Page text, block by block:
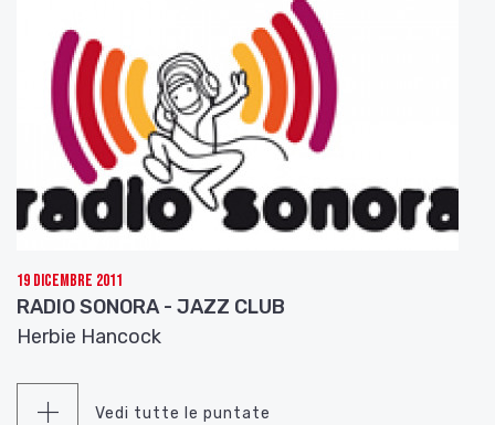
19 Dicembre 2011
RADIO SONORA - JAZZ CLUB
Herbie Hancock
Vedi tutte le puntate